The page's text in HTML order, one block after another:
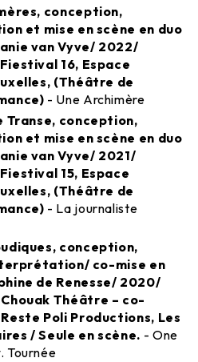
conception,
et mise en scène en duo
van Vyve/ 2022/
16, Espace
(Théâtre de
- Une Archimère
Transe, conception,
et mise en scène en duo
van Vyve/ 2021/
15, Espace
(Théâtre de
- La journaliste
conception,
co-mise en
de Renesse/ 2020/
Théâtre – co-
Poli Productions, Les
/ Seule en scène. - One
Tournée